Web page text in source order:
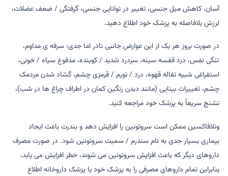
آسان، کاهش میل جنسی، تغییر در توانایی جنسی، گرفتگی / ضعف عضلات،
لرزش بلافاصله به پزشک خود اطلاع دهید.
در صورت بروز هر یک از این عوارض جانبی نادر اما جدی: سرفه ی مداوم،
تنگی نفس، درد قفسه سینه، سردرد شدید / کوبنده، مدفوع سیاه / خونی،
استفراغی شبیه تفاله قهوه، درد / تورم / قرمزی چشم، گشاد شدن مردمک
چشم، تغییرات بینایی (مانند دیدن رنگین کمان در اطراف چراغ ها در شب)،
تشنج سریعاً به پزشک خود مراجعه کنید.
ونلافاکسین ممکن است سروتونین را افزایش دهد و بندرت باعث ایجاد
بیماری بسیار جدی به نام سندرم / سمیت سروتونین شود. در صورت مصرف
داروهای دیگر که باعث افزایش سروتونین می شوند، خطر افزایش می یابد،
بنابراین تمام داروهای مصرفی را به پزشک خود یا پزشک داروخانه اطلاع